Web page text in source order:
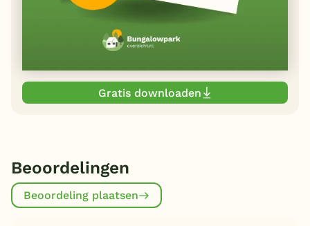
Gratis downloaden
Beoordelingen
Beoordeling plaatsen